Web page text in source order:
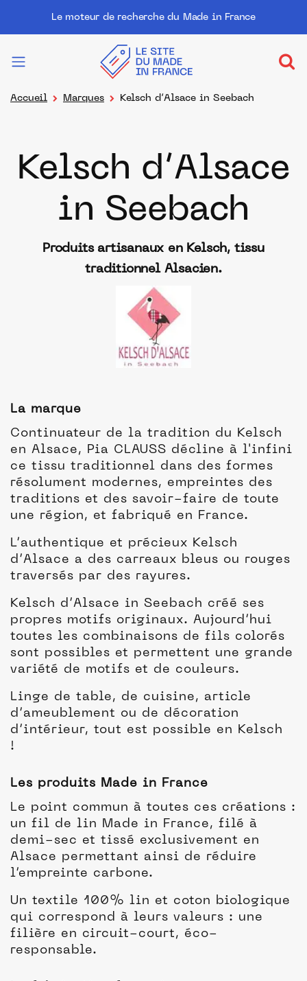
Le moteur de recherche du Made in France
Accueil Marques Kelsch d’Alsace in Seebach
Kelsch d’Alsace
in Seebach
Produits artisanaux en Kelsch, tissu
traditionnel Alsacien.
La marque
Continuateur de la tradition du Kelsch
en Alsace, Pia CLAUSS décline à l'infini
ce tissu traditionnel dans des formes
résolument modernes, empreintes des
traditions et des savoir-faire de toute
une région, et fabriqué en France.
L’authentique et précieux Kelsch
d’Alsace a des carreaux bleus ou rouges
traversés par des rayures.
Kelsch d’Alsace in Seebach créé ses
propres motifs originaux. Aujourd’hui
toutes les combinaisons de fils colorés
sont possibles et permettent une grande
variété de motifs et de couleurs.
Linge de table, de cuisine, article
d’ameublement ou de décoration
d’intérieur, tout est possible en Kelsch
!
Les produits Made in France
Le point commun à toutes ces créations :
un fil de lin Made in France, filé à
demi-sec et tissé exclusivement en
Alsace permettant ainsi de réduire
l’empreinte carbone.
Un textile 100% lin et coton biologique
qui correspond à leurs valeurs : une
filière en circuit-court, éco-
responsable.